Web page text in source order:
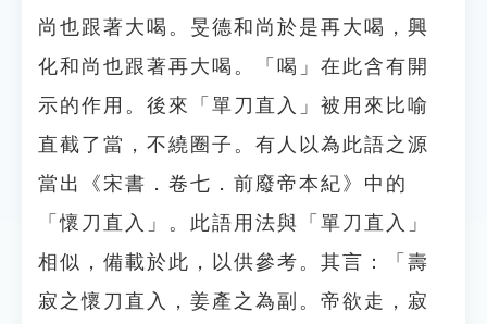
尚也跟著大喝。旻德和尚於是再大喝，興
化和尚也跟著再大喝。「喝」在此含有開
示的作用。後來「單刀直入」被用來比喻
直截了當，不繞圈子。有人以為此語之源
當出《宋書．卷七．前廢帝本紀》中的
「懷刀直入」。此語用法與「單刀直入」
相似，備載於此，以供參考。其言：「壽
寂之懷刀直入，姜產之為副。帝欲走，寂